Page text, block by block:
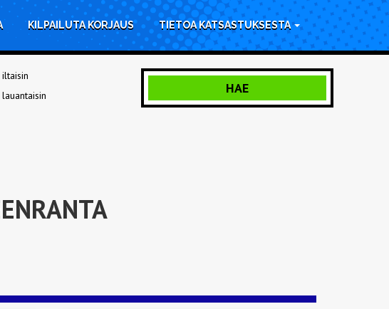
KILPAILUTA KORJAUS TIETOA KATSASTUKSESTA
HAE